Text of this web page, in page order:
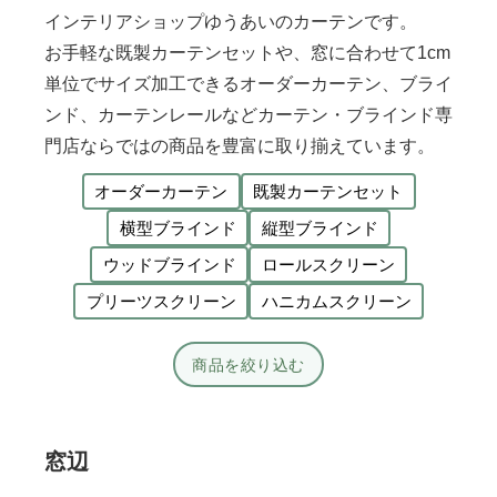
インテリアショップゆうあいのカーテンです。
お手軽な既製カーテンセットや、窓に合わせて1cm
単位でサイズ加工できるオーダーカーテン、ブライ
ンド、カーテンレールなどカーテン・ブラインド専
門店ならではの商品を豊富に取り揃えています。
オーダーカーテン
既製カーテンセット
横型ブラインド
縦型ブラインド
ウッドブラインド
ロールスクリーン
プリーツスクリーン
ハニカムスクリーン
商品を絞り込む
窓辺